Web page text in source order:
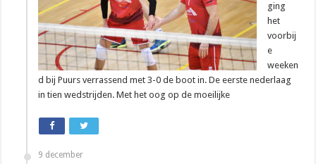
ging
het
voorbij
e
weeken
d bij Puurs verrassend met 3-0 de boot in. De eerste nederlaag
in tien wedstrijden. Met het oog op de moeilijke
9 december